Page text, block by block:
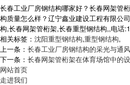
长春工业厂房钢结构哪家好？长春网架管
构质量怎么样？辽宁鑫业建设工程有限公
构,长春网架管桁架,长春重型钢结构,,电话
相关标签： 沈阳重型钢结构,重型钢结构,
上一条： 长春工业厂房钢结构的采光与通
下一条： 长春网架管桁架在体育场馆中的
网站首页
走进我们